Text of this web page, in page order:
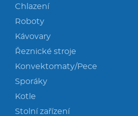
Chlazení
Roboty
Kávovary
Řeznické stroje
Konvektomaty/Pece
Sporáky
Kotle
Stolní zařízení